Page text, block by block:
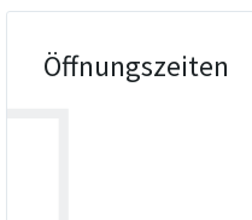
Öffnungszeiten